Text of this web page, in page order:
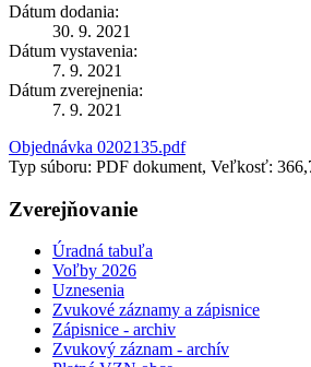
Dátum dodania:
30. 9. 2021
Dátum vystavenia:
7. 9. 2021
Dátum zverejnenia:
7. 9. 2021
Objednávka 0202135.pdf
Typ súboru: PDF dokument, Veľkosť:
Zverejňovanie
Úradná tabuľa
Voľby 2026
Uznesenia
Zvukové záznamy a zápisnice
Zápisnice - archiv
Zvukový záznam - archív